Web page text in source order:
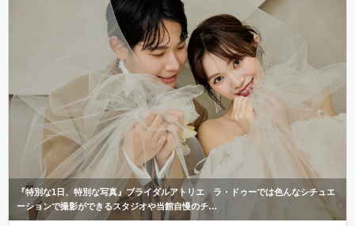
『特別な1日、特別な写真』ブライダルアトリエ ラ・ドゥーでは色んなシチュエ
ーションで撮影ができるスタジオや当館自慢のチ…